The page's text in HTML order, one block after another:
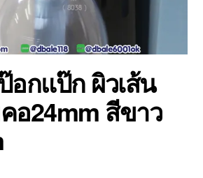
อกแป๊ก ผิวเส้น
อ24mm สีขาว